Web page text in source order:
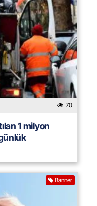
70
1 milyon
Banner